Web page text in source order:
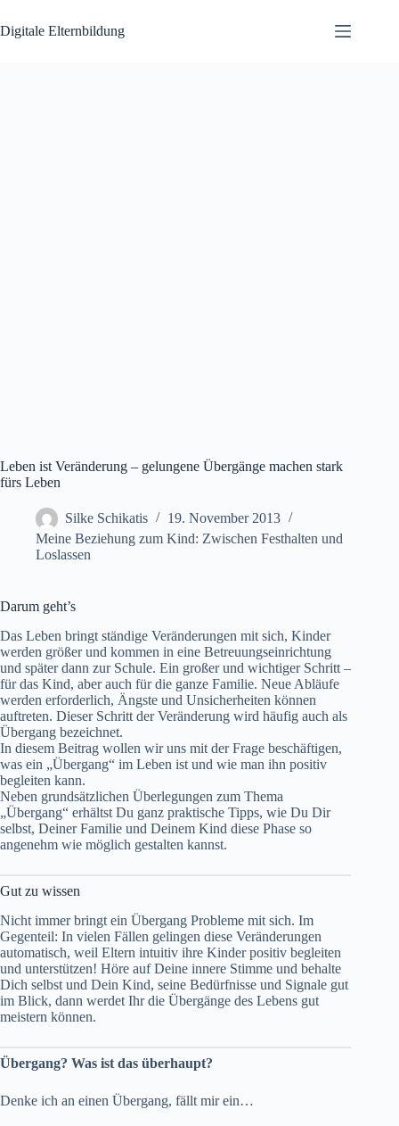
Inhalt
springen
Digitale Elternbildung
Leben ist Veränderung – gelungene Übergänge machen stark
fürs Leben
Silke Schikatis
19. November 2013
Meine Beziehung zum Kind: Zwischen Festhalten und
Loslassen
Darum geht’s
Das Leben bringt ständige Veränderungen mit sich, Kinder
werden größer und kommen in eine Betreuungseinrichtung
und später dann zur Schule. Ein großer und wichtiger Schritt –
für das Kind, aber auch für die ganze Familie. Neue Abläufe
werden erforderlich, Ängste und Unsicherheiten können
auftreten. Dieser Schritt der Veränderung wird häufig auch als
Übergang bezeichnet.
In diesem Beitrag wollen wir uns mit der Frage beschäftigen,
was ein „Übergang“ im Leben ist und wie man ihn positiv
begleiten kann.
Neben grundsätzlichen Überlegungen zum Thema
„Übergang“ erhältst Du ganz praktische Tipps, wie Du Dir
selbst, Deiner Familie und Deinem Kind diese Phase so
angenehm wie möglich gestalten kannst.
Gut zu wissen
Nicht immer bringt ein Übergang Probleme mit sich. Im
Gegenteil: In vielen Fällen gelingen diese Veränderungen
automatisch, weil Eltern intuitiv ihre Kinder positiv begleiten
und unterstützen! Höre auf Deine innere Stimme und behalte
Dich selbst und Dein Kind, seine Bedürfnisse und Signale gut
im Blick, dann werdet Ihr die Übergänge des Lebens gut
meistern können.
Übergang? Was ist das überhaupt?
Denke ich an einen Übergang, fällt mir ein…